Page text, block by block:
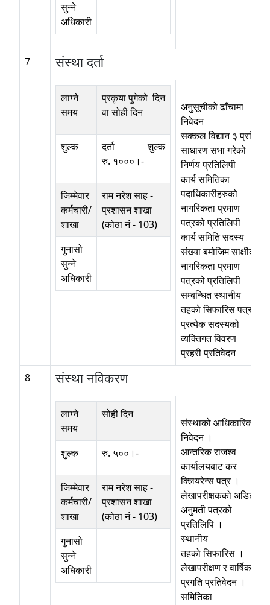
सुन्ने
अधिकारी
7 संस्था दर्ता
लाग्ने
समय
प्रकृया पुगेको दिन
वा सोही दिन
शुल्क
दर्ता शुल्क
रु. १०००।-
जिम्मेवार
कर्मचारी/
शाखा
राम नरेश साह-
प्रशासन शाखा
(कोठा नं - 103)
गुनासो
सुन्ने
अधिकारी
अनुसूचीको ढाँचामा
निवेदन
सक्कल विद्यान ३ प्रति
साधारण सभा गरेको
निर्णय प्रतिलिपी
कार्य समितिका
पदाधिकारीहरुको
नागरिकता प्रमाण
पत्रको प्रतिलिपी
कार्य समिति सदस्य
संख्या बमोजिम साक्षीको
नागरिकता प्रमाण
पत्रको प्रतिलिपी
सम्बन्धित स्थानीय
तहको सिफारिस पत्र
प्रत्येक सदस्यको
व्यक्तिगत विवरण
प्रहरी प्रतिवेदन
8
संस्था नविकरण
लाग्ने
समय
सोही दिन
शुल्क रु. ५००।-
जिम्मेवार
कर्मचारी/
शाखा
राम नरेश साह-
प्रशासन शाखा
(कोठा नं - 103)
गुनासो
सुन्ने
अधिकारी
संस्थाको आधिकारिक
निवेदन ।
आन्तरिक राजश्व
कार्यालयबाट कर
क्लियरेन्स पत्र ।
लेखापरीक्षकको अडिर्टस
अनुमती पत्रको
प्रतिलिपि ।
स्थानीय
तहको सिफारिस ।
लेखापरीक्षण र वार्षिक
प्रगति प्रतिवेदन ।
समितिका